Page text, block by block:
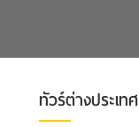
ทัวร์ต่างประเทศ